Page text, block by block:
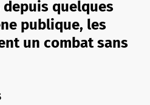
quelques
publique, les
un combat sans